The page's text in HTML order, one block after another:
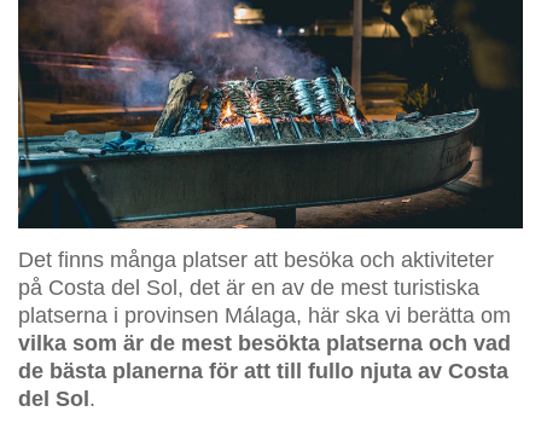
Det finns många platser att besöka och aktiviteter
på Costa del Sol, det är en av de mest turistiska
platserna i provinsen Málaga, här ska vi berätta om
vilka som är de mest besökta platserna och vad
de bästa planerna för att till fullo njuta av Costa
del Sol .